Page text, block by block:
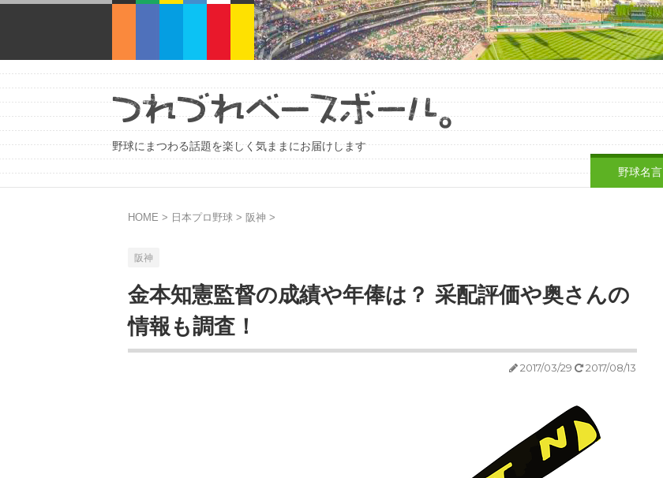
野球にまつわる話題を楽しく気ままにお届けします
野球名言
HOME > 日本プロ野球 > 阪神 >
阪神
金本知憲監督の成績や年俸は？ 采配評価や奥さんの
情報も調査！
2017/03/29 2017/08/13